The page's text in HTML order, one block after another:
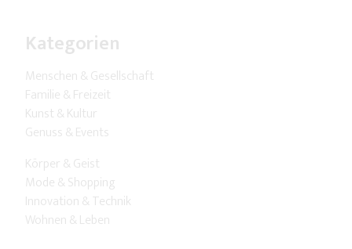
Kategorien
Menschen & Gesellschaft
Familie & Freizeit
Kunst & Kultur
Genuss & Events
Körper & Geist
Mode & Shopping
Innovation & Technik
Wohnen & Leben